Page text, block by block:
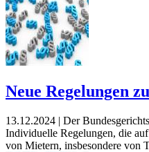
Neue Regelungen
13.12.2024 | Der
Individuelle Regelungen, die
von Mietern, insbesondere von